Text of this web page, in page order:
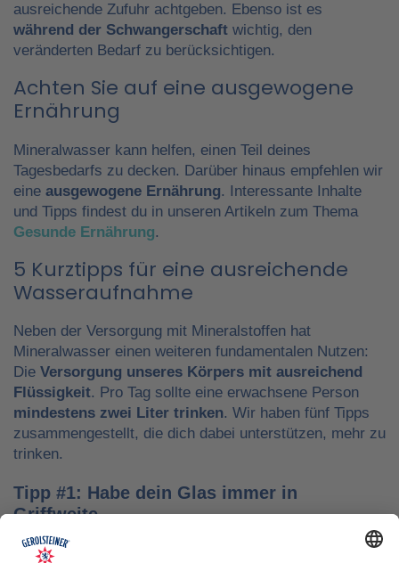
ausreichende Zufuhr achtgeben. Ebenso ist es
während der Schwangerschaft wichtig, den
veränderten Bedarf zu berücksichtigen.
Achten Sie auf eine ausgewogene
Ernährung
Mineralwasser kann helfen, einen Teil deines
Tagesbedarfs zu decken. Darüber hinaus empfehlen wir
eine ausgewogene Ernährung. Interessante Inhalte
und Tipps findest du in unseren Artikeln zum Thema
Gesunde Ernährung.
5 Kurztipps für eine ausreichende
Wasseraufnahme
Neben der Versorgung mit Mineralstoffen hat
Mineralwasser einen weiteren fundamentalen Nutzen:
Die Versorgung unseres Körpers mit ausreichend
Flüssigkeit. Pro Tag sollte eine erwachsene Person
mindestens zwei Liter trinken. Wir haben fünf Tipps
zusammengestellt, die dich dabei unterstützen, mehr zu
trinken.
Tipp #1: Habe dein Glas immer in
Griffweite
Ob bei der Arbeit oder während der Freizeit: Wasser